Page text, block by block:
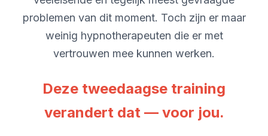
problemen van dit moment. Toch zijn er maar
weinig hypnotherapeuten die er met
vertrouwen mee kunnen werken.
Deze tweedaagse training
verandert dat — voor jou.